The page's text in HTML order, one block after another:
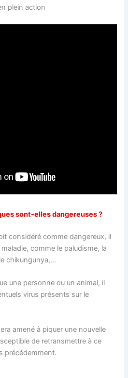
plein action
sont-elles dangereuses ?
considéré comme dangereux, il
comme le paludisme, la
chikungunya,…
une personne ou un animal, il
virus présents sur le
amené à piquer une nouvelle
de retransmettre à ce
précédemment.